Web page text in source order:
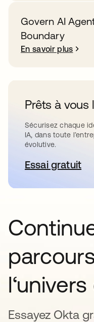
Govern AI
Boundary
En savoir plus
Prêts à vous
Sécurisez chaque
IA, dans toute
évolutive.
Essai gratuit
s’ouvre
Essayez Okta